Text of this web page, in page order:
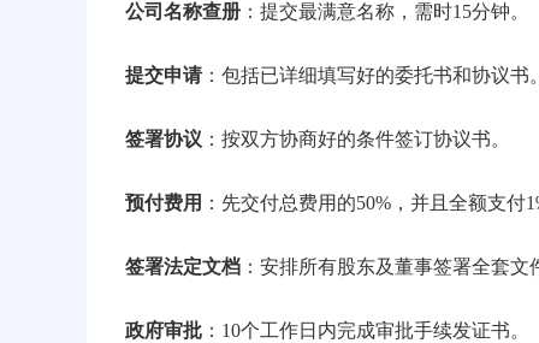
公司名称查册 ：提交最满意名称，需时15分钟。
提交申请：包括已详细填写好的委托书和协议书。
签署协议 ：按双方协商好的条件签订协议书。
预付费用 ：先交付总费用的50%，并且全额支付
签署法定文档 ：安排所有股东及董事签署全套文
政府审批 ：10个工作日内完成审批手续发证书。